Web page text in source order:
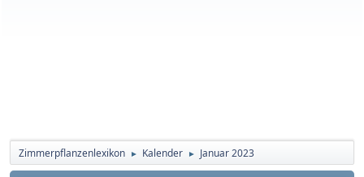
Zimmerpflanzenlexikon ► Kalender ► Januar 2023